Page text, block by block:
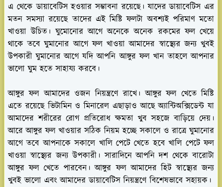
এ থেকে ডায়াবেটিস হওয়ার সম্ভাবনা রয়েছে। যাদের ডায়াবেটিস এর
মতন সমস্যা রয়েছে তাদের এই মিষ্টি ফলটা অবশ্যই পরিমাণ মতো
খাওয়া উচিত। ঘুমোনোর আগে অনেকে অনেক রকমের ফল খেয়ে
থাকে তবে ঘুমানোর আগে ফল খাওয়া আমাদের স্বাস্থ্যের জন্য খুবই
উপকারী ঘুমানোর আগে যদি আপনি আঙ্গুর ফল খান তাহলে আপনার
ভালো ঘুম হতে সাহায্য করবে।
আঙ্গুর ফল আমাদের ওজন নিয়ন্ত্রণে রাখে। আঙ্গুর ফল খেতে মিষ্টি
এতে রয়েছে ভিটামিন ও মিনারেল এছাড়াও আছে অ্যান্টিঅক্সিডেন্ট যা
আমাদের শরীরের রোগ প্রতিরোধ ক্ষমতা খুব সহজে বাড়িয়ে দেয়।
আরে আঙ্গুর ফল খাওয়ার সঠিক নিয়ম হচ্ছে সকালে ও রাত্রে ঘুমানোর
আগে তবে আপনাকে সকালে খালি পেটে খেতে হবে খালি পেটে ফল
খাওয়া স্বাস্থ্যের জন্য উপকারী। সারাদিনে আপনি দশ থেকে বারোটা
আঙ্গুর ফল খেতে পারবেন। আঙ্গুর ফল আমাদের হিট স্বাস্থ্যের জন্য
খুবই ভালো এবং আমাদের ডায়াবেটিস নিয়ন্ত্রণে বিশেষভাবে সহায়ক।